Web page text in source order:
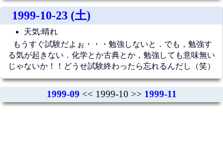
1999-10-23 (土)
天気:晴れ
もうすぐ試験だよぉ・・・勉強しないと．でも，勉強す
る気が起きない．化学とか古典とか，勉強しても意味無い
じゃないか！！どうせ試験終わったら忘れるんだし（笑）
1999-09 << 1999-10 >> 1999-11